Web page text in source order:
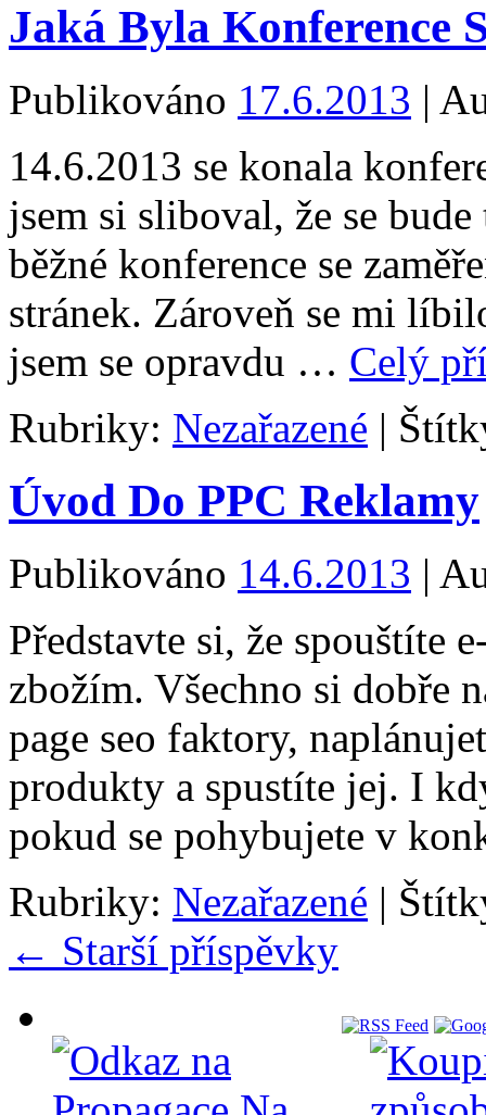
Jaká Byla Konference
Publikováno 17.6.2013 |
14.6.2013 se konala
jsem si sliboval, že se
běžné konference se
stránek. Zároveň se mi
jsem se opravdu … Celý
Rubriky: Nezařazené |
Úvod Do PPC Reklamy
Publikováno 14.6.2013 |
Představte si, že spouštíte
zbožím. Všechno si dobře
page seo faktory,
produkty a spustíte jej. I
pokud se pohybujete v
Rubriky: Nezařazené |
← Starší příspěvky